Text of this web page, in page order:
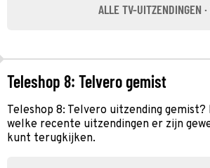
ALLE TV-UITZENDINGEN
Teleshop 8: Telvero gemist
Teleshop 8: Telvero uitzending
welke recente uitzendingen er zijn
kunt terugkijken.